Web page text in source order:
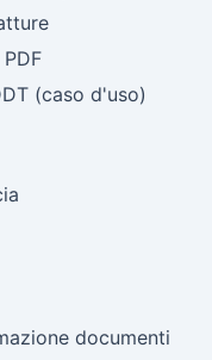
(caso d'uso)
documenti